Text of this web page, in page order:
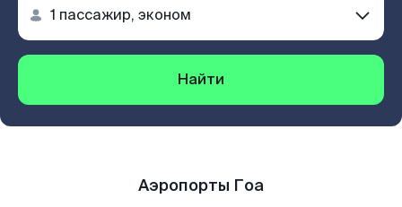
Найти
Аэропорты Гоа